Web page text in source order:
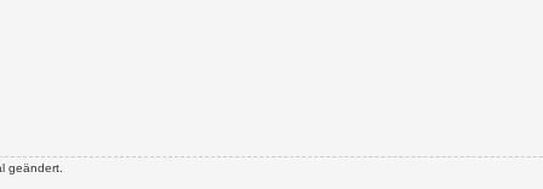
geändert.